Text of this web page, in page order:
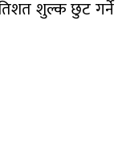
शुल्क छुट गर्ने